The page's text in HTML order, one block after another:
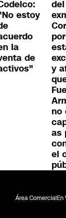
estoy
la
de
del
y
no
as
el
Área ComercialEn